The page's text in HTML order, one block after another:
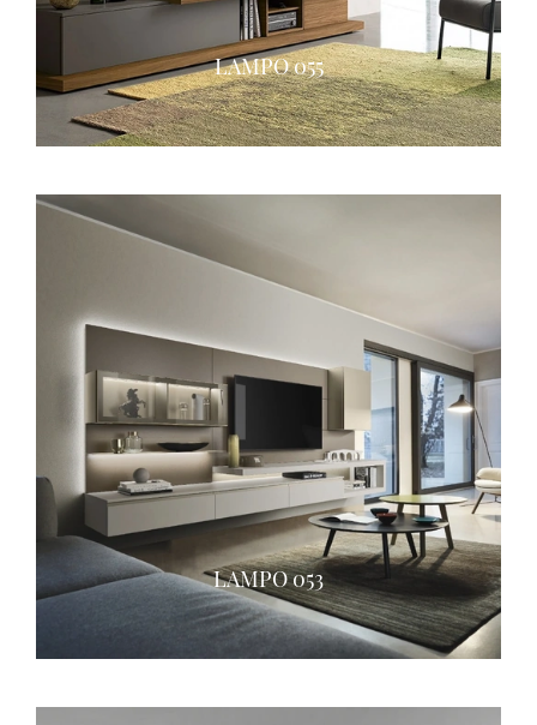
LAMPO 055
LAMPO 053